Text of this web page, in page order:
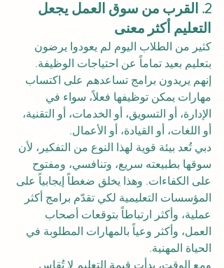
2. القرب من سوق العمل يجعل
التعليم أكثر معنى
كثير من الطلاب اليوم لم يعودوا يرضون
بتعليم بعيد تماماً عن احتياجات الوظيفة.
إنهم يريدون برامج تساعدهم على اكتساب
مهارات يمكن توظيفها فعلاً، سواء في
الإدارة، أو التسويق، أو الخدمات، أو التقنية،
أو اللغات، أو القيادة، أو الأعمال.
دبي تُعد بيئة قوية لهذا النوع من التفكير، لأن
سوقها بطبيعته سريع، وتنافسي، ومفتوح
على الكفاءات. وهذا يخلق ضغطاً إيجابياً على
المؤسسات التعليمية لكي تقدّم برامج أكثر
عملية، وأكثر ارتباطاً بتوقعات أصحاب
العمل، وأكثر وعياً بالمهارات المطلوبة في
الحياة المهنية.
ومع الوقت، بدأت قيمة التعليم لا تُقاس